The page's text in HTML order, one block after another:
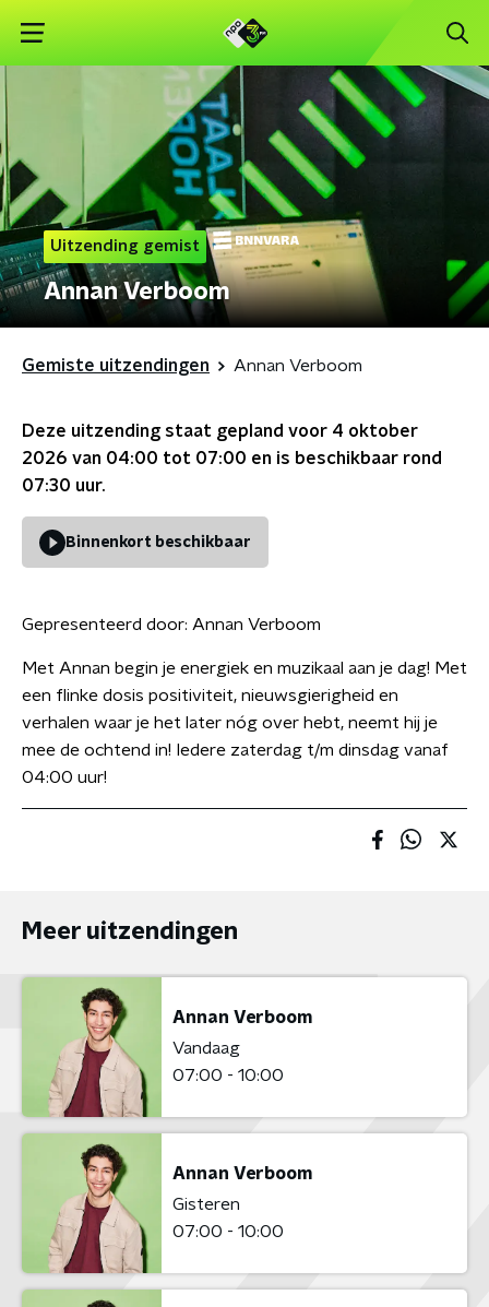
Uitzending gemist
Annan Verboom
Gemiste uitzendingen Annan Verboom
Deze uitzending staat gepland voor 4 oktober
2026 van 04:00 tot 07:00 en is beschikbaar rond
07:30 uur.
Binnenkort beschikbaar
Gepresenteerd door: Annan Verboom
Met Annan begin je energiek en muzikaal aan je dag! Met
een flinke dosis positiviteit, nieuwsgierigheid en
verhalen waar je het later nóg over hebt, neemt hij je
mee de ochtend in! Iedere zaterdag t/m dinsdag vanaf
04:00 uur!
Meer uitzendingen
Annan Verboom
Vandaag
07:00 - 10:00
Annan Verboom
Gisteren
07:00 - 10:00